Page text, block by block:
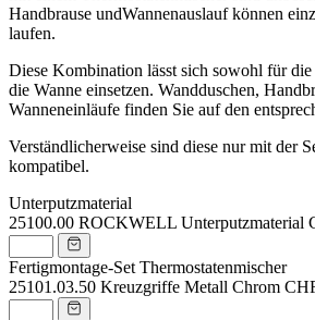
Handbrause undWannenauslauf können
laufen.
Diese Kombination lässt sich sowohl für
die Wanne einsetzen. Wandduschen,
Wanneneinläufe finden Sie auf den
Verständlicherweise sind diese nur mit der
kompatibel.
Unterputzmaterial
25100.00 ROCKWELL Unterputzmaterial
Fertigmontage-Set Thermostatenmischer
25101.03.50 Kreuzgriffe Metall Chrom